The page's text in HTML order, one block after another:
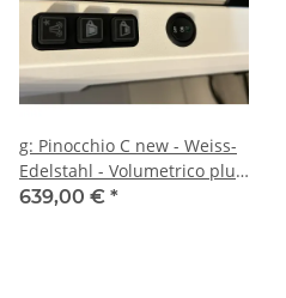
g: Pinocchio C new - Weiss-
Edelstahl - Volumetrico plus
Elektronik-Paket -
639,00 € *